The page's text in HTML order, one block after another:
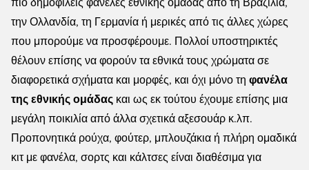
πιο δημοφιλείς φανέλες εθνικής ομάδας από τη Βραζιλία,
την Ολλανδία, τη Γερμανία ή μερικές από τις άλλες χώρες
που μπορούμε να προσφέρουμε. Πολλοί υποστηρικτές
θέλουν επίσης να φορούν τα εθνικά τους χρώματα σε
διαφορετικά σχήματα και μορφές, και όχι μόνο τη φανέλα
της εθνικής ομάδας και ως εκ τούτου έχουμε επίσης μια
μεγάλη ποικιλία από άλλα σχετικά αξεσουάρ κ.λπ.
Προπονητικά ρούχα, φούτερ, μπλουζάκια ή πλήρη ομαδικά
κιτ με φανέλα, σορτς και κάλτσες είναι διαθέσιμα για